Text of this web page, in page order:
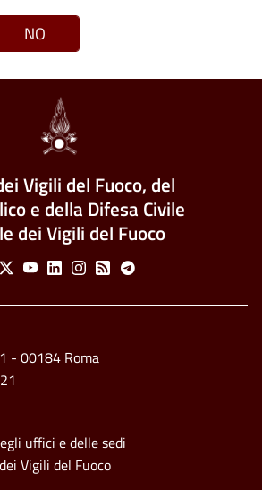
Vigili del Fuoco, del
e della Difesa Civile
dei Vigili del Fuoco
Social Menu
X YoutubeLinkedinInstagram
Feed Telegram
- 00184 Roma
uffici e delle sedi
Vigili del Fuoco